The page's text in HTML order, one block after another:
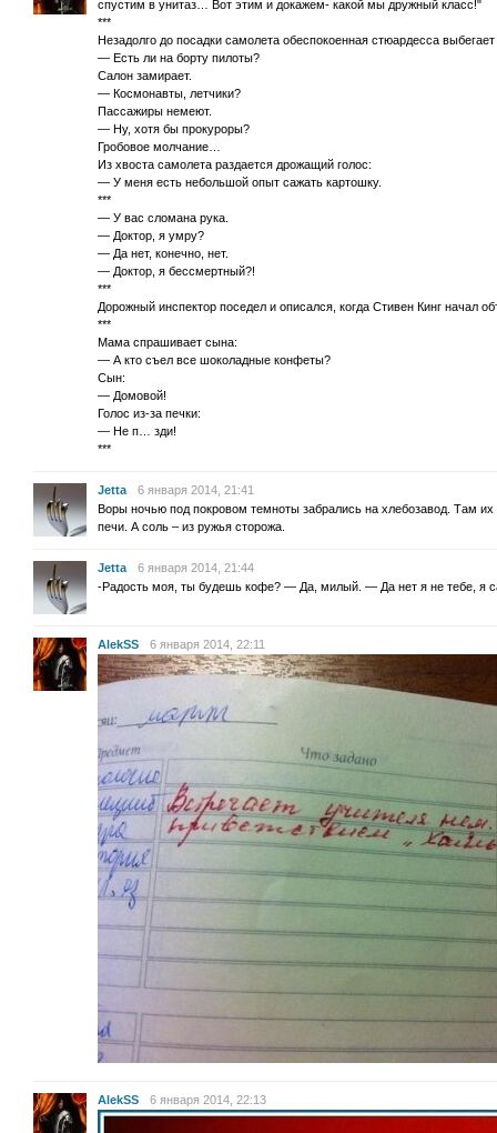
спустим в унитаз… Вот этим и докажем- какой мы дружный класс!"
***
Незадолго до посадки самолета обеспокоенная стюардесса
— Есть ли на борту пилоты?
Салон замирает.
— Космонавты, летчики?
Пассажиры немеют.
— Ну, хотя бы прокуроры?
Гробовое молчание…
Из хвоста самолета раздается дрожащий голос:
— У меня есть небольшой опыт сажать картошку.
***
— У вас сломана рука.
— Доктор, я умру?
— Да нет, конечно, нет.
— Доктор, я бессмертный?!
***
Дорожный инспектор поседел и описался, когда Стивен Кинг начал
***
Мама спрашивает сына:
— А кто съел все шоколадные конфеты?
Сын:
— Домовой!
Голос из-за печки:
— Не п… зди!
***
Jetta
6 января 2014, 21:41
Воры ночью под покровом темноты забрались на хлебозавод. Там
печи. А соль – из ружья сторожа.
Jetta
6 января 2014, 21:44
-Радость моя, ты будешь кофе? — Да, милый. — Да нет я не тебе, я
AlekSS 6 января 2014, 22:11
AlekSS 6 января 2014, 22:13